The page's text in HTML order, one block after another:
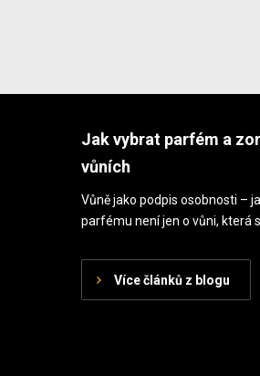
Jak vybrat parfém a
vůních
Vůně jako podpis osobnosti –
parfému není jen o vůni, která
Více článků z blogu